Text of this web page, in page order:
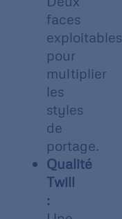
faces
exploitables
pour
multiplier
les
styles
de
portage.
Qualité
Twill
: